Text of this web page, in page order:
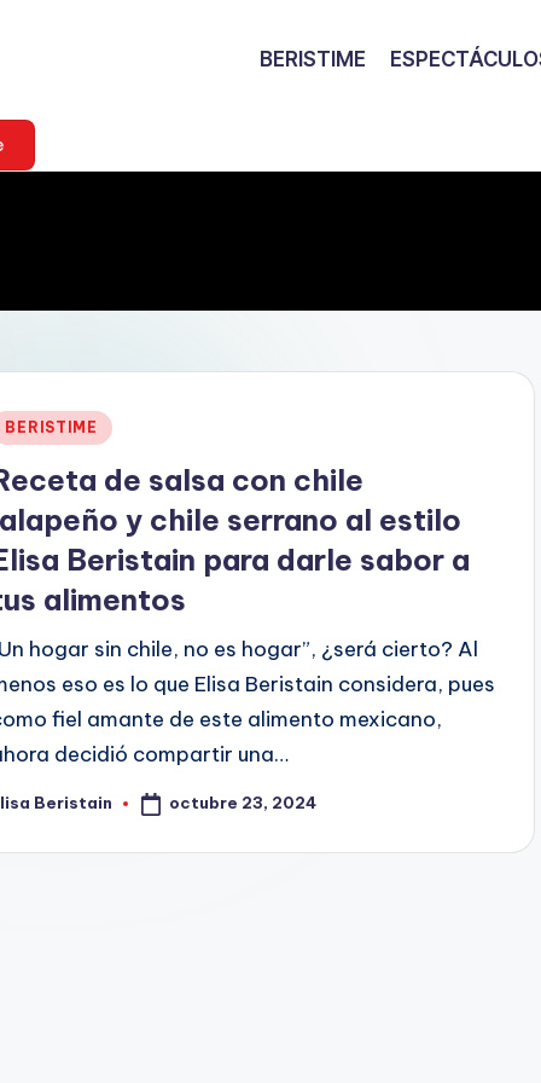
BERISTIME
BERISTIME
de salsa con chile
y chile serrano al estilo
Beristain para darle sabor a
alimentos
hogar sin chile, no es hogar”, ¿será cierto? Al
eso es lo que Elisa Beristain considera, pues
fiel amante de este alimento mexicano,
decidió compartir una…
Beristain octubre 23, 2024